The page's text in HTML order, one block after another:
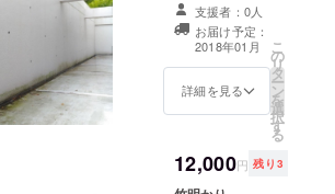
支援者：0人
お届け予定：
2018年01月
詳細を見る
こ
の
リ
タ
ー
ン
を
選
択
す
る
12,000円 残り3